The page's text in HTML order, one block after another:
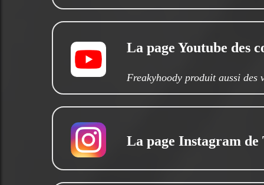
La page Youtube des
Freakyhoody produit aussi des
La page Instagram de